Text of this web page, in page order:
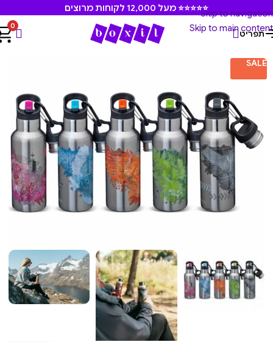
Skip to navigation
Skip to main content
⭐⭐⭐⭐⭐ מעל 12,000 לקוחות מרוצים
תפריט
0
עמוד הבית /בקבוקים וכוסות שתיה קארל אוסקר
SALE